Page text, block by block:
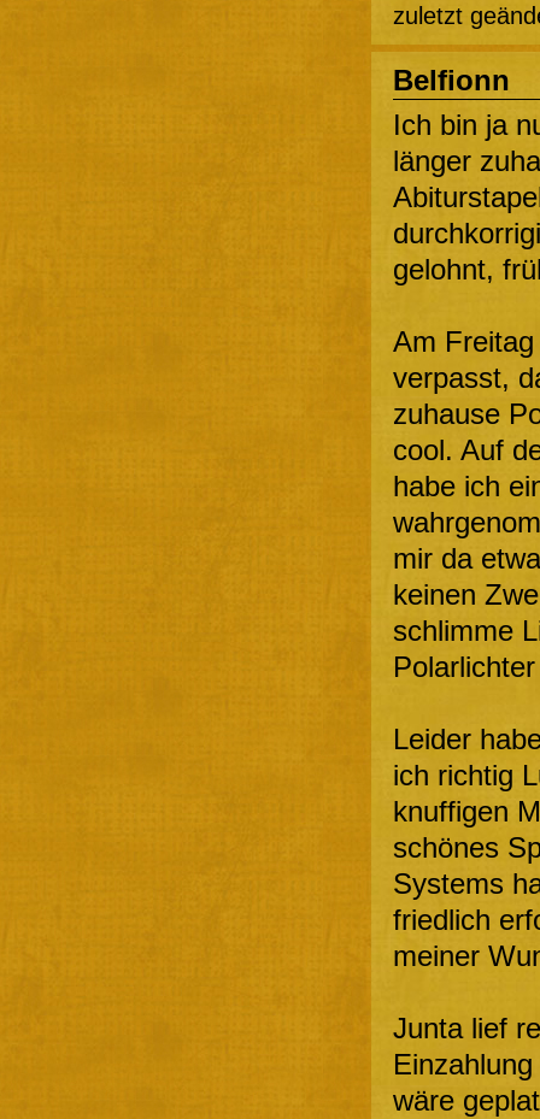
zuletzt
Belfionn
Ich bin ja
länger
gelohnt,
Am
verpasst,
zuhause
cool. Auf
habe ich
mir da
keinen
schlimme
Leider
ich richtig
knuffigen
schönes
Systems
friedlich
meiner
Junta lief
wäre